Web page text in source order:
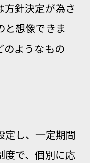
方針決定が為さ
と想像できま
のようなもの
定し、一定期間
度で、個別に応